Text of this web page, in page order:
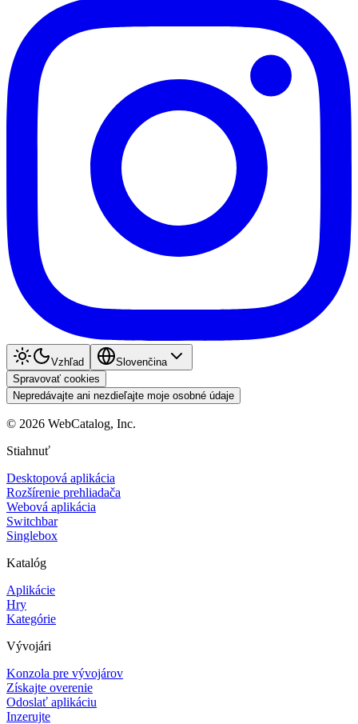
Vzhľad
Slovenčina
Spravovať cookies
Nepredávajte ani nezdieľajte moje osobné údaje
© 2026 WebCatalog, Inc.
Stiahnuť
Desktopová aplikácia
Rozšírenie prehliadača
Webová aplikácia
Switchbar
Singlebox
Katalóg
Aplikácie
Hry
Kategórie
Vývojári
Konzola pre vývojárov
Získajte overenie
Odoslať aplikáciu
Inzerujte